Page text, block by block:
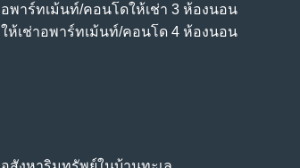
อพาร์ทเม้นท์/คอนโดให้เช่า 3 ห้องนอน
ให้เช่าอพาร์ทเม้นท์/คอนโด 4 ห้องนอน